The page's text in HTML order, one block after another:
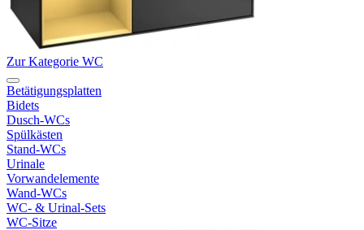
Zur Kategorie WC
Betätigungsplatten
Bidets
Dusch-WCs
Spülkästen
Stand-WCs
Urinale
Vorwandelemente
Wand-WCs
WC- & Urinal-Sets
WC-Sitze